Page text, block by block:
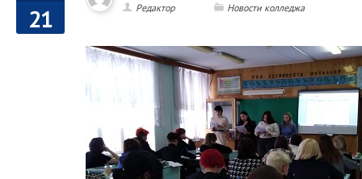
21 Редактор Новости колледжа